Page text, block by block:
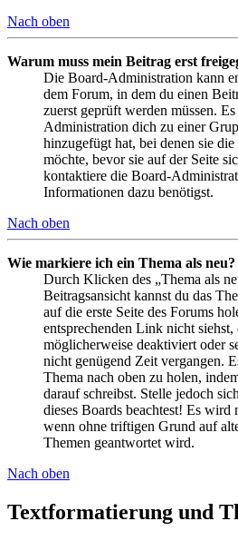
Nach oben
Warum muss mein Beitrag erst
Die Board-Administration kann
dem Forum, in dem du einen
zuerst geprüft werden müssen.
Administration dich zu einer
hinzugefügt hat, bei denen sie
möchte, bevor sie auf der Seite
kontaktiere die Board-
Informationen dazu benötigst.
Nach oben
Wie markiere ich ein Thema als neu?
Durch Klicken des „Thema als
Beitragsansicht kannst du das
auf die erste Seite des Forums
entsprechenden Link nicht
möglicherweise deaktiviert oder
nicht genügend Zeit vergangen.
Thema nach oben zu holen,
darauf schreibst. Stelle jedoch
dieses Boards beachtest! Es wird
wenn ohne triftigen Grund auf
Themen geantwortet wird.
Nach oben
Textformatierung und